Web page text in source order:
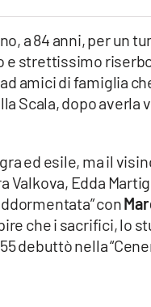
a 84 anni, per un
strettissimo
amici di famiglia
Scala, dopo
ed esile, ma il
Edda
con
che i sacrifici, lo
debuttò nella